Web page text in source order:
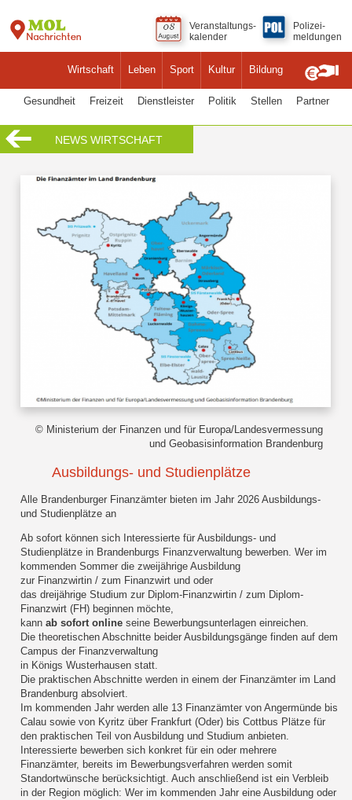
Wirtschaft Leben Sport Kultur Bildung
Veranstaltungs-
kalender
Polizei-
meldungen
Gesundheit Freizeit Dienstleister Politik Stellen Partner
NEWS WIRTSCHAFT
© Ministerium der Finanzen und für Europa/Landesvermessung
und Geobasisinformation Brandenburg
Ausbildungs- und Studienplätze
Alle Brandenburger Finanzämter bieten im Jahr 2026 Ausbildungs-
und Studienplätze an
Ab sofort können sich Interessierte für Ausbildungs- und
Studienplätze in Brandenburgs Finanzverwaltung bewerben. Wer im
kommenden Sommer die zweijährige Ausbildung
zur Finanzwirtin / zum Finanzwirt und oder
das dreijährige Studium zur Diplom-Finanzwirtin / zum Diplom-
Finanzwirt (FH) beginnen möchte,
kannab sofort online seine Bewerbungsunterlagen einreichen.
Die theoretischen Abschnitte beider Ausbildungsgänge finden auf dem
Campus der Finanzverwaltung
in Königs Wusterhausen statt.
Die praktischen Abschnitte werden in einem der Finanzämter im Land
Brandenburg absolviert.
Im kommenden Jahr werden alle 13 Finanzämter von Angermünde bis
Calau sowie von Kyritz über Frankfurt (Oder) bis Cottbus Plätze für
den praktischen Teil von Ausbildung und Studium anbieten.
Interessierte bewerben sich konkret für ein oder mehrere
Finanzämter, bereits im Bewerbungsverfahren werden somit
Standortwünsche berücksichtigt. Auch anschließend ist ein Verbleib
in der Region möglich: Wer im kommenden Jahr eine Ausbildung oder